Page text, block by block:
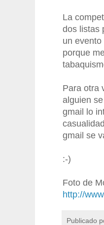
La
dos listas
un
porque
Para otra
alguien
gmail lo
gmail se
:-)
Foto de
http://
Publicado